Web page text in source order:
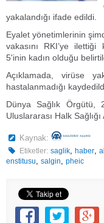
yakalandığı ifade edildi.
Eyalet yönetimlerinin
vakasını RKI’ye
5'inin kadın olduğu
Açıklamada, virüse
hastalanmadığı
Dünya Sağlık Örgütü,
Uluslararası Halk
Kaynak:
Etiketler: saglik,haber,
enstitusu, salgin, pheic